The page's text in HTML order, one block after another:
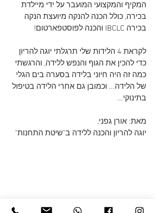
המקיף והמקצועי המועבר על ידי מיילדת
בכירה, כולל הכנה להנקה מיועצת הנקה
בכירה IBCLC והכנה לפוסטפארטום!
לקראת 4 הלידות שלי תרגלתי יוגה להריון
כדי להכין את הגוף והנפש ללידה, והרגשתי
כמה זה היה חיוני בלידה בסערה בים הגלי
של הלידה... וכמובן גם אחרי הלידה בטיפול
בתינוקי...
מאת: אורן גפני,
יוגה להריון והכנה ללידה ב"שיטת התחנות"